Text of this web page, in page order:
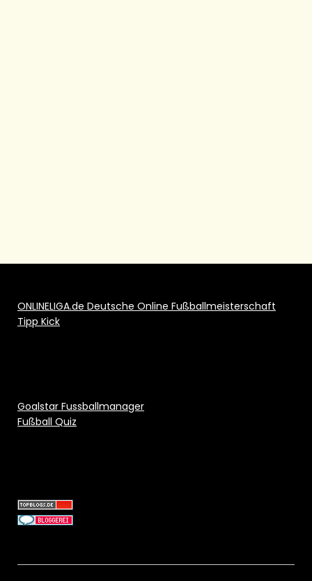
ONLINELIGA.de Deutsche Online Fußballmeisterschaft
Tipp Kick
Goalstar Fussballmanager
Fußball Quiz